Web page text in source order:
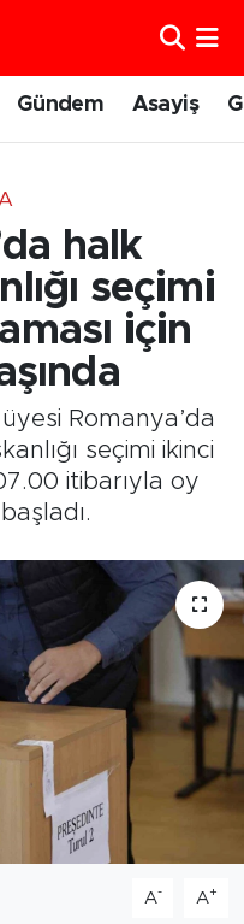
Gündem Asayiş
halk
seçimi
için
Romanya’da
seçimi ikinci
itibarıyla oy
A- A+
Haritası
ve Fikstür